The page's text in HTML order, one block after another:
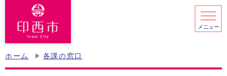
メニュー
ホーム 各課の窓口